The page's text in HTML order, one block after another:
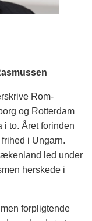
Rom-
og Rotterdam
i to. Året forinden
i Ungarn.
led under
herskede i
forpligtende